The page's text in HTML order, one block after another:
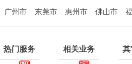
广州市 东莞市 惠州市 佛山市
热门服务 相关业务 其